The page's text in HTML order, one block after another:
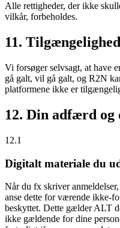
Alle rettigheder, der ikke
vilkår, forbeholdes.
11.
Vi forsøger selvsagt, at have
gå galt, vil gå galt, og R2N
platformene ikke er
12. Din adfærd og
12.1
Digitalt materiale du
Når du fx skriver
anse dette for værende ikke-
beskyttet. Dette gælder ALT
ikke gældende for dine